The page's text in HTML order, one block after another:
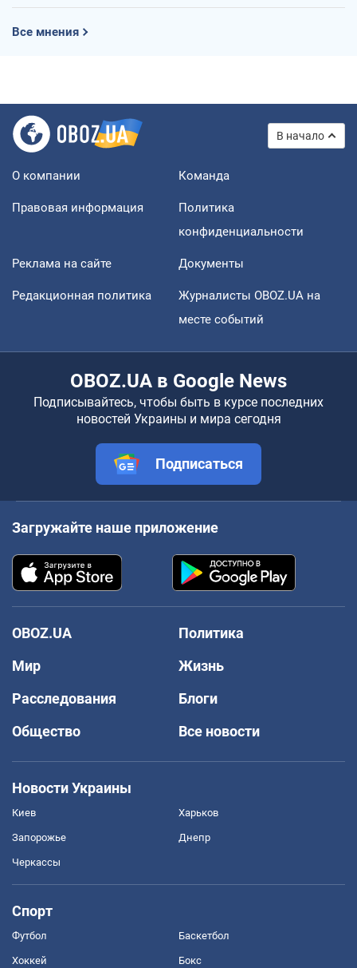
Все мнения
В начало
О компании Команда
Правовая информация
Политика
конфиденциальности
Реклама на сайте Документы
Редакционная политика
Журналисты OBOZ.UA на
месте событий
OBOZ.UA в Google News
Подписывайтесь, чтобы быть в курсе последних
новостей Украины и мира сегодня
Подписаться
Загружайте наше приложение
OBOZ.UA
Политика
Мир
Жизнь
Расследования
Блоги
Общество
Все новости
Новости Украины
Киев Харьков
Запорожье Днепр
Черкассы
Спорт
Футбол Баскетбол
Хоккей Бокс